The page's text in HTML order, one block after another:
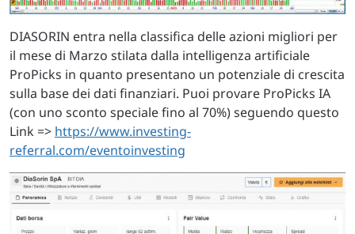
DIASORIN entra nella classifica delle azioni migliori per
il mese di Marzo stilata dalla intelligenza artificiale
ProPicks in quanto presentano un potenziale di crescita
sulla base dei dati finanziari. Puoi provare ProPicks IA
(con uno sconto speciale fino al 70%) seguendo questo
Link => https://www.investing-
referral.com/eventoinvesting